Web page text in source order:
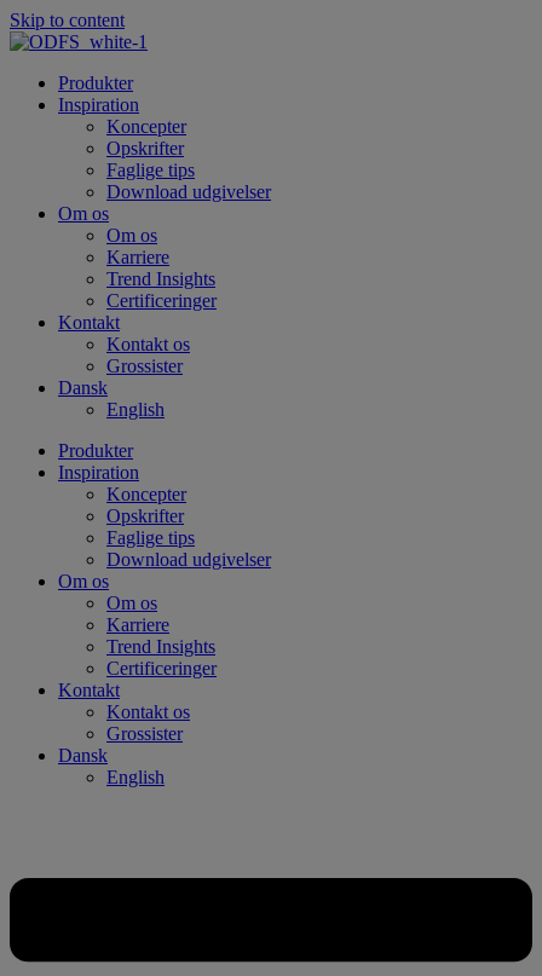
Skip to content
Produkter
Inspiration
Koncepter
Opskrifter
Faglige tips
Download udgivelser
Om os
Om os
Karriere
Trend Insights
Certificeringer
Kontakt
Kontakt os
Grossister
Dansk
English
Produkter
Inspiration
Koncepter
Opskrifter
Faglige tips
Download udgivelser
Om os
Om os
Karriere
Trend Insights
Certificeringer
Kontakt
Kontakt os
Grossister
Dansk
English